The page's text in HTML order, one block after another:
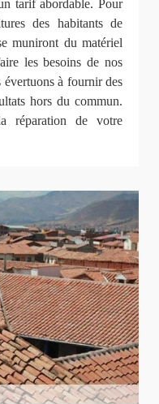
tarif abordable. Pour
des habitants de
muniront du matériel
les besoins de nos
évertuons à fournir des
hors du commun.
réparation de votre